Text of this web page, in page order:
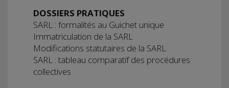
DOSSIERS PRATIQUES
SARL : formalités au Guichet unique
Immatriculation de la SARL
Modifications statutaires de la SARL
SARL : tableau comparatif des procédures
collectives